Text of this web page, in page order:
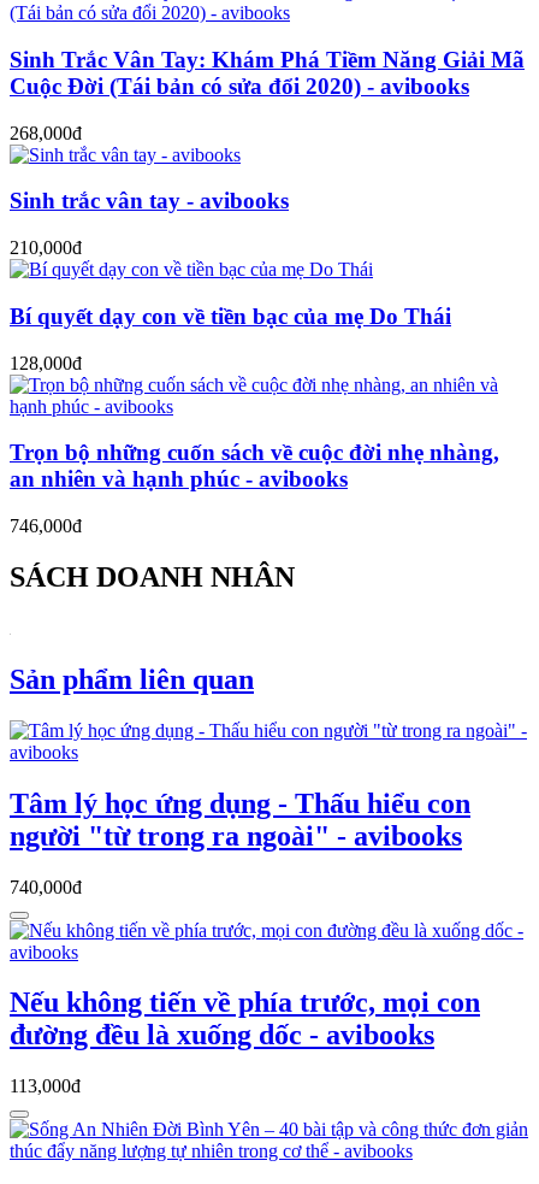
Sinh Trắc Vân Tay: Khám Phá Tiềm Năng Giải Mã
Cuộc Đời (Tái bản có sửa đổi 2020) - avibooks
268,000đ
Sinh trắc vân tay - avibooks
210,000đ
Bí quyết dạy con về tiền bạc của mẹ Do Thái
128,000đ
Trọn bộ những cuốn sách về cuộc đời nhẹ nhàng,
an nhiên và hạnh phúc - avibooks
746,000đ
SÁCH DOANH NHÂN
Sản phẩm liên quan
Tâm lý học ứng dụng - Thấu hiểu con
người "từ trong ra ngoài" - avibooks
740,000đ
Nếu không tiến về phía trước, mọi con
đường đều là xuống dốc - avibooks
113,000đ